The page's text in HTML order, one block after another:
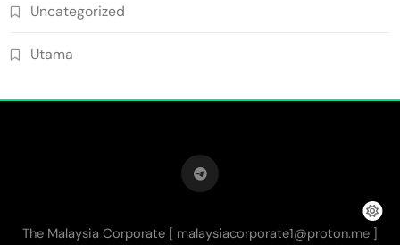
Uncategorized
Utama
The Malaysia Corporate [ malaysiacorporate1@proton.me ]